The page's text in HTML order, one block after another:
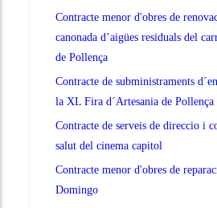
Contracte menor d'obres de
canonada d’aigües residuals del
de Pollença
Contracte de subministraments
la XL Fira d´Artesania de Pollença
Contracte de serveis de direccio i
salut del cinema capitol
Contracte menor d'obres de
Domingo